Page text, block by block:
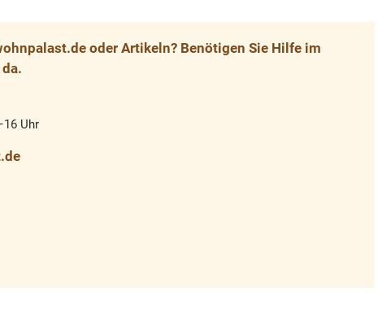
oder Artikeln? Benötigen Sie Hilfe im
Uhr